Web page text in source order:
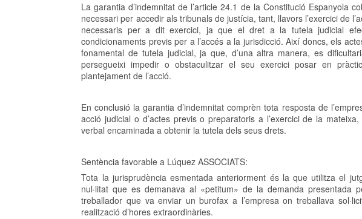
La garantia d’indemnitat de l’article 24.1 de la Constitució Espanyola
necessari per accedir als tribunals de justícia, tant, llavors l’exercici de
necessaris per a dit exercici, ja que el dret a la tutela judicial
condicionaments previs per a l’accés a la jurisdicció. Així doncs, els
fonamental de tutela judicial, ja que, d’una altra manera, es
persegueixi impedir o obstaculitzar el seu exercici posar en
plantejament de l’acció.
En conclusió la garantia d’indemnitat comprèn tota resposta de
acció judicial o d’actes previs o preparatoris a l’exercici de la
verbal encaminada a obtenir la tutela dels seus drets.
Sentència favorable a Lúquez ASSOCIATS:
Tota la jurisprudència esmentada anteriorment és la que utilitza el
nul·litat que es demanava al «petitum» de la demanda presentada
treballador que va enviar un burofax a l’empresa on treballava
realització d’hores extraordinàries.